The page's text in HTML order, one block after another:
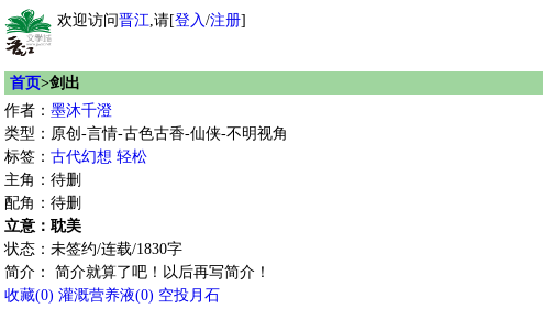
欢迎访问晋江,请[登入/注册]
首页>剑出
作者： 墨沐千澄
类型：原创-言情-古色古香-仙侠-不明视角
标签： 古代幻想 轻松
主角：待删
配角：待删
立意：耽美
状态：未签约/连载/1830字
简介： 简介就算了吧！以后再写简介！
收藏(0) 灌溉营养液(0) 空投月石